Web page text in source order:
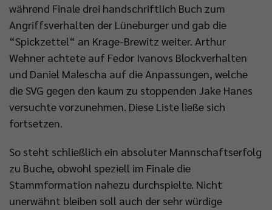
während Finale drei handschriftlich Buch zum
Angriffsverhalten der Lüneburger und gab die
“Spickzettel“ an Krage-Brewitz weiter. Arthur
Wehner achtete auf Fedor Ivanovs Blockverhalten
und Daniel Malescha auf die Anpassungen, welche
die SVG gegen den kaum zu stoppenden Jake Hanes
versuchte vorzunehmen. Diese Liste ließe sich
fortsetzen.
So steht schließlich ein absoluter Mannschaftserfolg
zu Buche, obwohl speziell im Finale die
Stammformation nahezu durchspielte. Nicht
unerwähnt bleiben soll auch der sehr würdige